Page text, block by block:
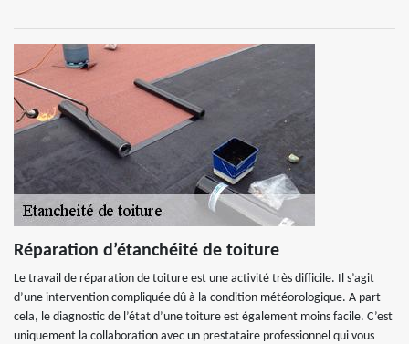
Réparation d’étanchéité de toiture
Le travail de réparation de toiture est une activité très difficile. Il s’agit
d’une intervention compliquée dû à la condition météorologique. A part
cela, le diagnostic de l’état d’une toiture est également moins facile. C’est
uniquement la collaboration avec un prestataire professionnel qui vous